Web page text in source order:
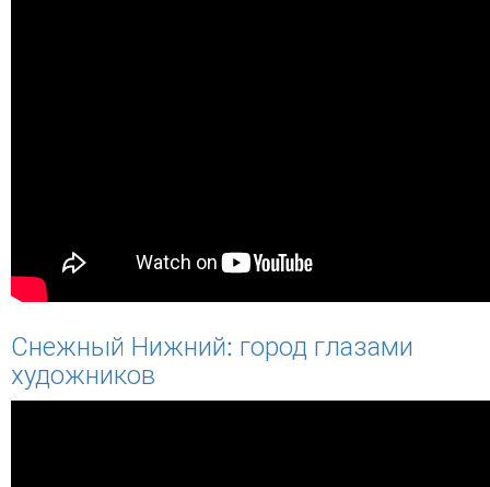
Снежный Нижний: город глазами
художников